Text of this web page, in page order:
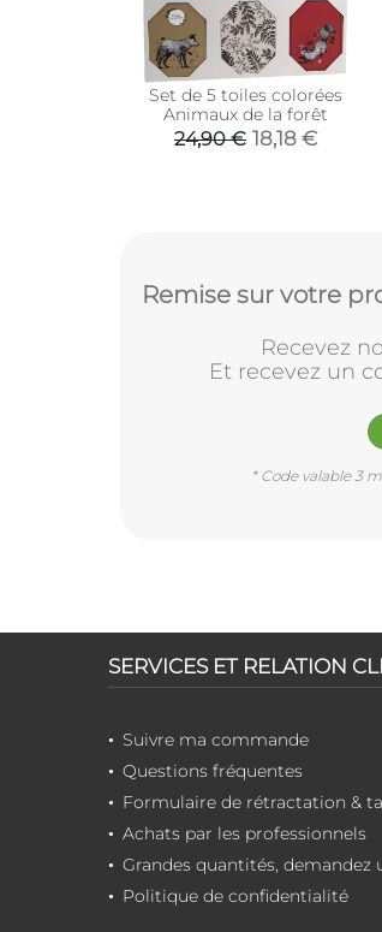
Set de 5 toiles colorées
Animaux de la forêt
24,90 € 18,18 €
Remise sur votre
Recevez
Et recevez un
* Code valable 3
SERVICES ET RELATION
Suivre ma commande
Questions fréquentes
Formulaire de rétractation &
Achats par les professionnels
Grandes quantités, demandez
Politique de confidentialité